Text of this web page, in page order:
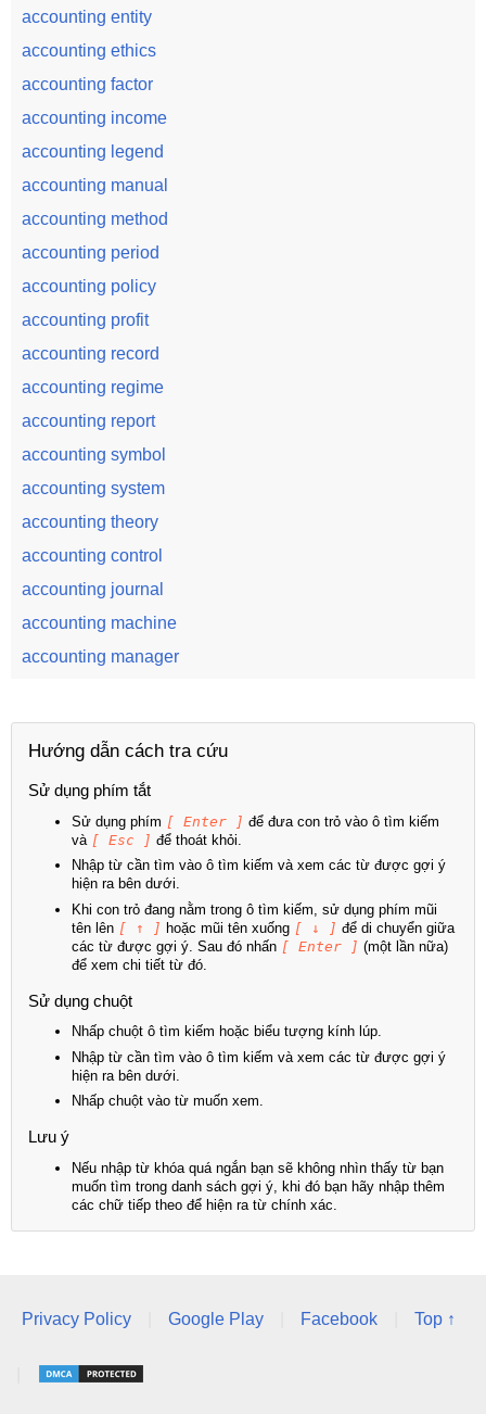
accounting entity
accounting ethics
accounting factor
accounting income
accounting legend
accounting manual
accounting method
accounting period
accounting policy
accounting profit
accounting record
accounting regime
accounting report
accounting symbol
accounting system
accounting theory
accounting control
accounting journal
accounting machine
accounting manager
Hướng dẫn cách tra cứu
Sử dụng phím tắt
Sử dụng phím [ Enter ] để đưa con trỏ vào ô tìm kiếm
và [ Esc ] để thoát khỏi.
Nhập từ cần tìm vào ô tìm kiếm và xem các từ được gợi ý
hiện ra bên dưới.
Khi con trỏ đang nằm trong ô tìm kiếm, sử dụng phím mũi
tên lên [ ↑ ] hoặc mũi tên xuống [ ↓ ] để di chuyển giữa
các từ được gợi ý. Sau đó nhấn [ Enter ] (một lần nữa)
để xem chi tiết từ đó.
Sử dụng chuột
Nhấp chuột ô tìm kiếm hoặc biểu tượng kính lúp.
Nhập từ cần tìm vào ô tìm kiếm và xem các từ được gợi ý
hiện ra bên dưới.
Nhấp chuột vào từ muốn xem.
Lưu ý
Nếu nhập từ khóa quá ngắn bạn sẽ không nhìn thấy từ bạn
muốn tìm trong danh sách gợi ý, khi đó bạn hãy nhập thêm
các chữ tiếp theo để hiện ra từ chính xác.
Privacy Policy Google Play Facebook Top ↑